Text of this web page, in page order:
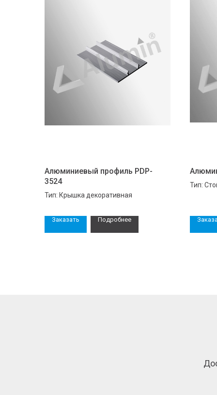
Алюминиевый профиль PDP-
3524
Тип: Крышка декоративная
Заказать Подробнее
Тип: